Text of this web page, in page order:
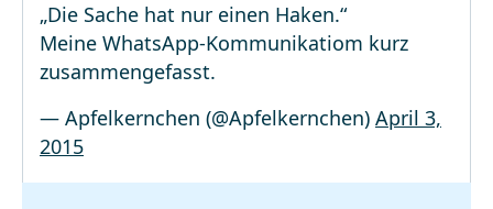
„Die Sache hat nur einen Haken.“
Meine WhatsApp-Kommunikatiom kurz
zusammengefasst.
— Apfelkernchen (@Apfelkernchen) April 3,
2015